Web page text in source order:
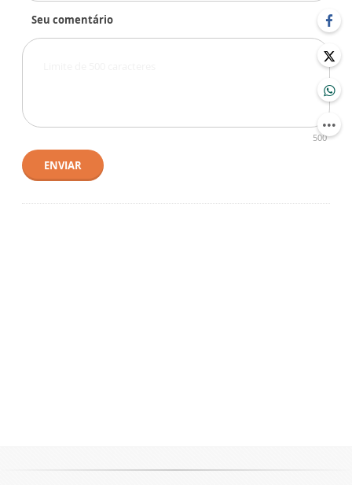
Seu comentário
500
ENVIAR